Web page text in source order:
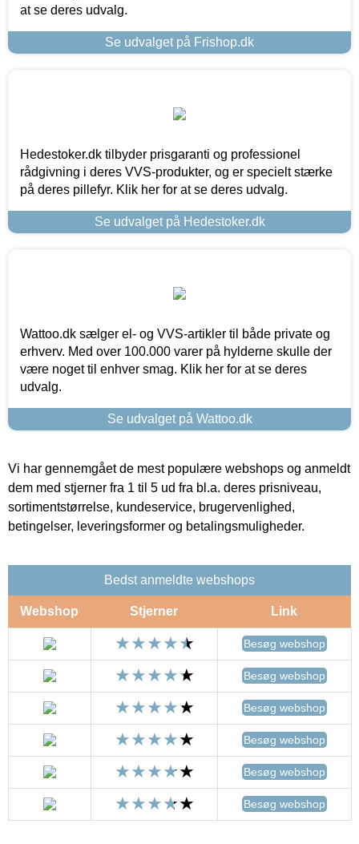
at se deres udvalg.
Se udvalget på Frishop.dk
Hedestoker.dk tilbyder prisgaranti og professionel
rådgivning i deres VVS-produkter, og er specielt stærke
på deres pillefyr. Klik her for at se deres udvalg.
Se udvalget på Hedestoker.dk
Wattoo.dk sælger el- og VVS-artikler til både private og
erhverv. Med over 100.000 varer på hylderne skulle der
være noget til enhver smag. Klik her for at se deres
udvalg.
Se udvalget på Wattoo.dk
Vi har gennemgået de mest populære webshops og anmeldt
dem med stjerner fra 1 til 5 ud fra bl.a. deres prisniveau,
sortimentstørrelse, kundeservice, brugervenlighed,
betingelser, leveringsformer og betalingsmuligheder.
Bedst anmeldte webshops
Webshop Stjerner Link
Besøg webshop
Besøg webshop
Besøg webshop
Besøg webshop
Besøg webshop
Besøg webshop